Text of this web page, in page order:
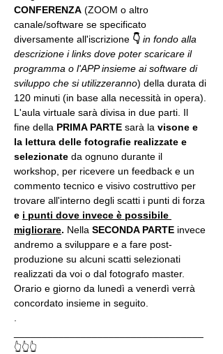
CONFERENZA (ZOOM o altro
canale/software se specificato
diversamente all'iscrizione 👇 in fondo alla
descrizione i links dove poter scaricare il
programma o l'APP insieme ai software di
sviluppo che si utilizzeranno) della durata di
120 minuti (in base alla necessità in opera).
L'aula virtuale sarà divisa in due parti. Il
fine della PRIMA PARTE sarà la visone e
la lettura delle fotografie realizzate e
selezionate da ognuno durante il
workshop, per ricevere un feedback e un
commento tecnico e visivo costruttivo per
trovare all'interno degli scatti i punti di forza
e i punti dove invece è possibile
migliorare. Nella SECONDA PARTE invece
andremo a sviluppare e a fare post-
produzione su alcuni scatti selezionati
realizzati da voi o dal fotografo master.
Orario e giorno da lunedì a venerdì verrà
concordato insieme in seguito.
👆👆👆